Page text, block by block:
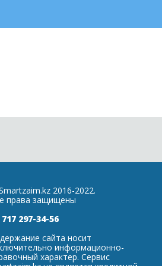
2016-2022.
права защищены
717 297-34-56
сайта носит
информационно-
характер. Сервис